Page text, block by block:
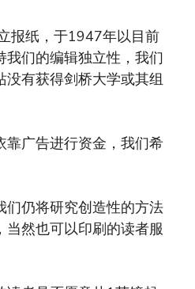
报纸，于1947年以目前
我们的编辑独立性，我们
没有获得剑桥大学或其组
靠广告进行资金，我们希
们仍将研究创造性的方法
当然也可以印刷的读者服